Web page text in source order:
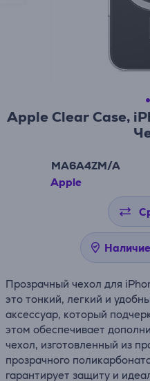
Apple Clear Case,
MA6A4ZM/A
Apple
Прозрачный чехол для
это тонкий, легкий и
аксессуар, который
этом обеспечивает
чехол, изготовленный из
прозрачного
гарантирует защиту и